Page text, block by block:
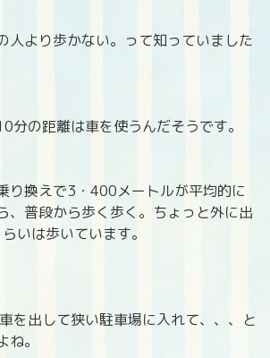
人より歩かない。って知っていました
分の距離は車を使うんだそうです。
り換えで3・400メートルが平均的に
、普段から歩く歩く。ちょっと外に出
いは歩いています。
を出して狭い駐車場に入れて、、、と
。